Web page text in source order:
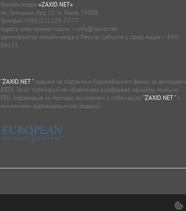
Онлайн-медіа «ZAXID.NET»
пл. Галицька, буд. 15, м. Львів, 79008
Телефон +380 (32) 229-77-77
Адреса електронної пошти — info@zaxid.net
Ідентифікатор онлайн-медіа в Реєстрі суб'єктів у сфері медіа — R40-
06155
"ZAXID.NET "працює за підтримки Європейського фонду за
(EED). Зміст публікацій не обов’язково відображає офіційну позицію
EED. Інформація чи погляди, висловлені у публікаціях "ZAXID.NET "є
виключною відповідальністю редакції.